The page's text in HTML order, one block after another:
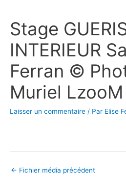
Stage
INTERIEUR
Ferran ©
Muriel LzooM
Laisser un commentaire / Par Elise
des
← Fichier média précédent